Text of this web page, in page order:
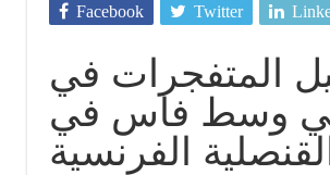
Facebook Twitter
المتفجرات في
وسط فاس في
الفرنسية